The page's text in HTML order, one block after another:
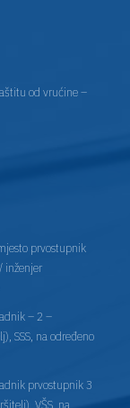
od vrućine –
prvostupnik
inženjer
– 2 –
SSS, na određeno
prvostupnik 3
VŠS, na